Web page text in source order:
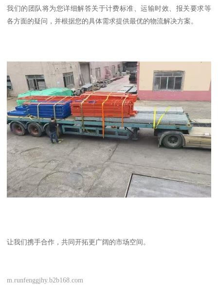
我们的团队将为您详细解答关于计费标准、运输时效、报关要求等
各方面的疑问，并根据您的具体需求提供最优的物流解决方案。
让我们携手合作，共同开拓更广阔的市场空间。
m.runfenggjhy.b2b168.com